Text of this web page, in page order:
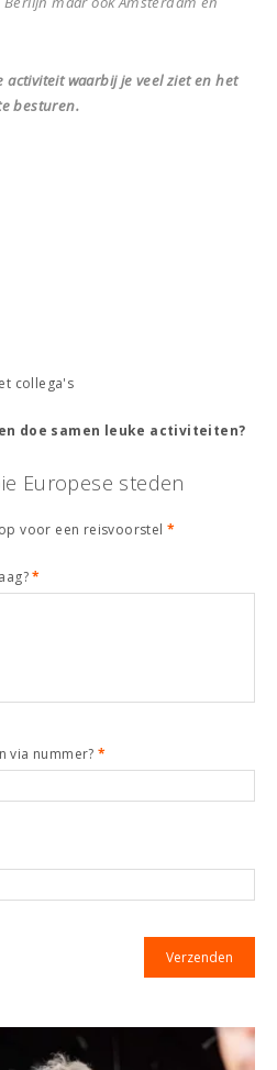
activiteit waarbij je veel ziet en het
besturen.
collega's
doe samen leuke activiteiten?
Europese steden
voor een reisvoorstel *
*
via nummer?*